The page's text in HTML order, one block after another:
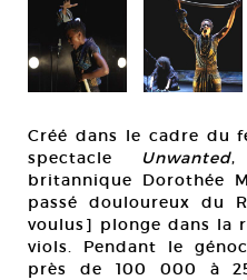
Créé dans le cadre du
spectacle
Unwanted,
britannique Dorothée
passé douloureux du
voulus] plonge dans la
viols. Pendant le
près de 100 000 à